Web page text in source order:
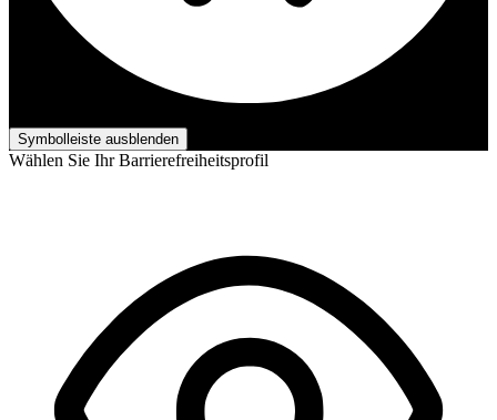
Symbolleiste ausblenden
Wählen Sie Ihr Barrierefreiheitsprofil